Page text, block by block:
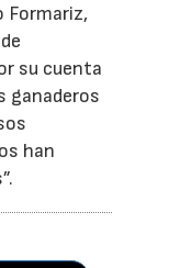
Formariz,
su cuenta
ganaderos
han